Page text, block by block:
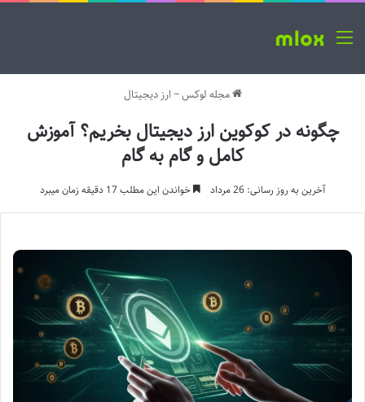
منو
مجله لوکس~ ارز دیجیتال
چگونه در کوکوین ارز دیجیتال بخریم؟ آموزش
کامل و گام به گام
آخرین به روز رسانی: 26 مرداد خواندن این مطلب 17 دقیقه زمان میبرد